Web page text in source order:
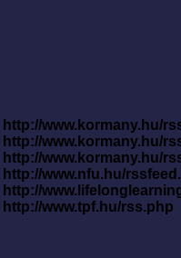
http://www.kormany.hu/
http://www.kormany.hu/
http://www.kormany.hu/
http://www.nfu.hu/
http://
http://www.tpf.hu/rss.php